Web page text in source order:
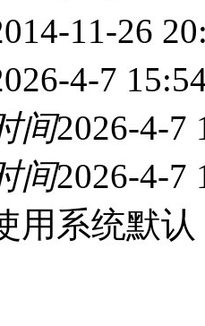
11-26
4-7
间2026-4-7
间2026-4-7
用系统默认